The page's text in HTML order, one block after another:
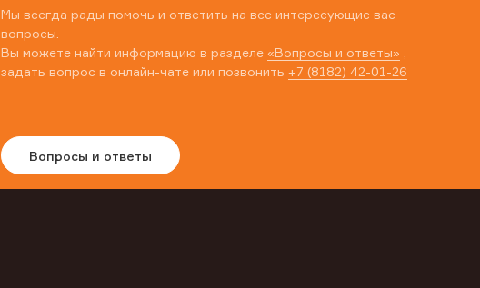
Мы всегда рады помочь и ответить на все интересующие вас
вопросы.
Вы можете найти информацию в разделе «Вопросы и ответы»
задать вопрос в онлайн-чате или позвонить +7 (8182) 42-01-26
Вопросы и ответы